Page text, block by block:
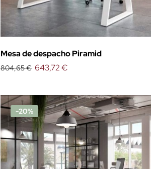
Mesa de despacho Piramid
804,65 € 643,72 €
-20%